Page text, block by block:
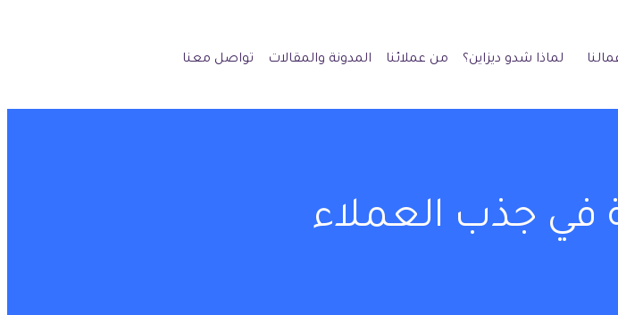
لماذا شدو ديزاين؟ من عملائنا المدونة والمقالات تواصل معنا
في جذب العملاء